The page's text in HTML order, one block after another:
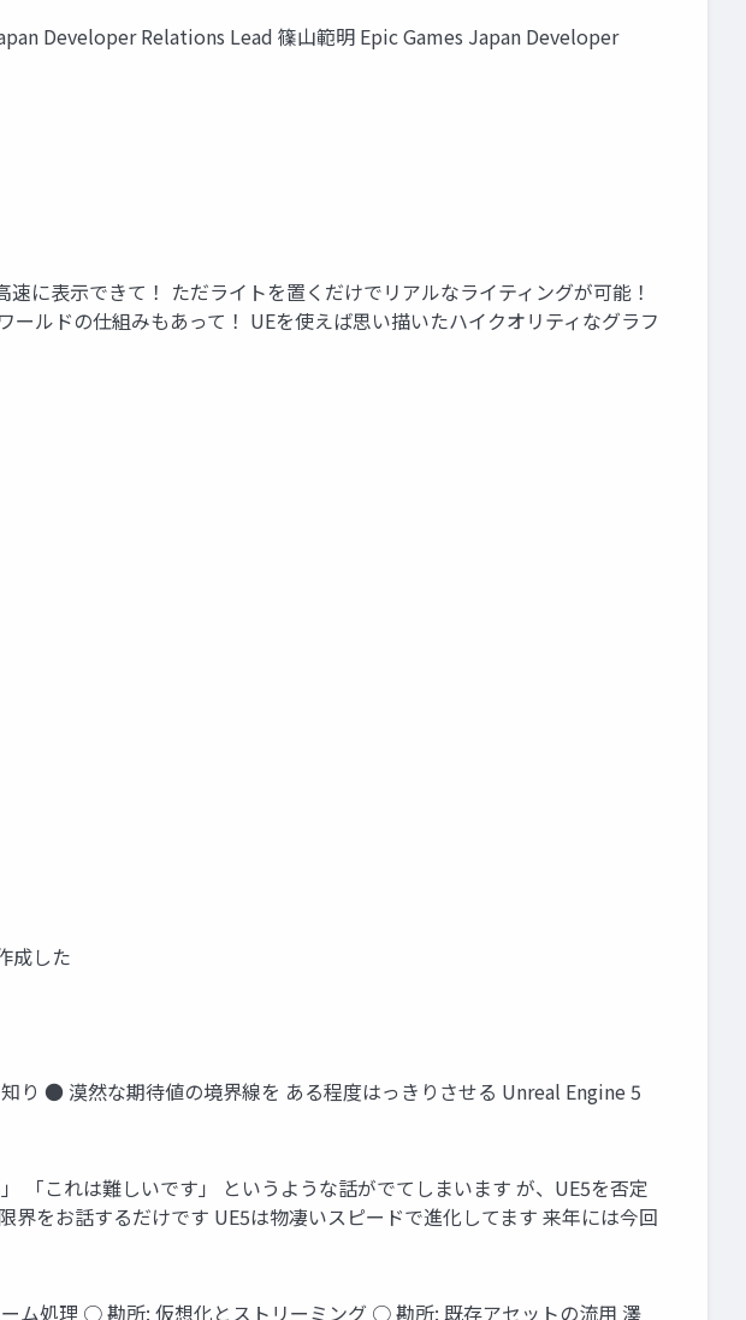
Developer Relations Lead 篠山範明 Epic Games Japan Developer
表示できて！ ただライトを置くだけでリアルなライティングが可能！
ルドの仕組みもあって！ UEを使えば思い描いたハイクオリティなグラフ
成した
り ● 漠然な期待値の境界線を ある程度はっきりさせる Unreal Engine 5
「これは難しいです」 というような話がでてしまいます が、UE5を否定
をお話するだけです UE5は物凄いスピードで進化してます 来年には今回
処理 ○ 勘所: 仮想化とストリーミング ○ 勘所: 既存アセットの流用 澤